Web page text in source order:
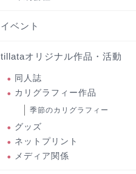
イベント
tillataオリジナル作品・活動
同人誌
カリグラフィー作品
季節のカリグラフィー
グッズ
ネットプリント
メディア関係